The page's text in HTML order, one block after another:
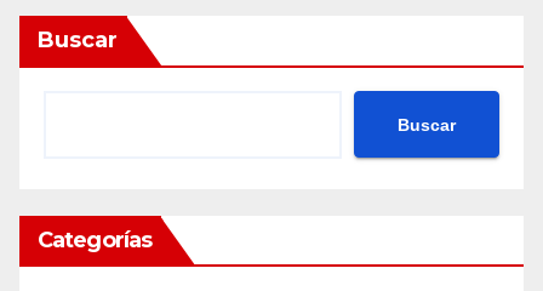
Buscar
Buscar
Categorías